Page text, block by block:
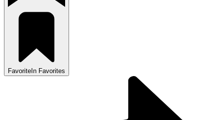
Favorite In Favorites